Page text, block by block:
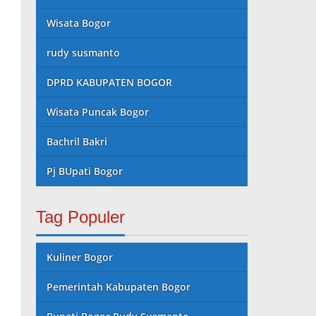
Wisata Bogor
rudy susmanto
DPRD KABUPATEN BOGOR
Wisata Puncak Bogor
Bachril Bakri
Pj BUpati Bogor
Tag Populer
Kuliner Bogor
Pemerintah Kabupaten Bogor